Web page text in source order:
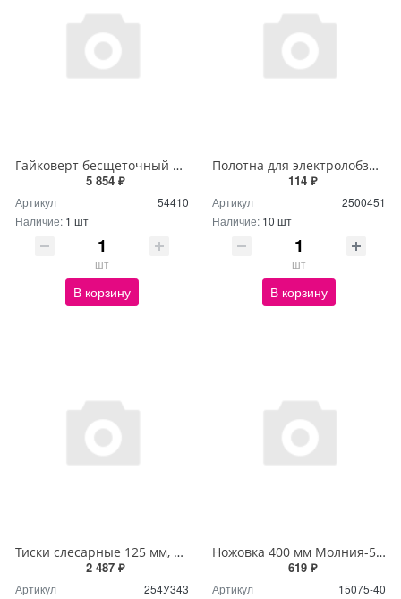
Гайковерт бесщеточный STEHER V1 20В, 300Нм, 1 АКБ (4А*ч), кейс (CWB-300-1)
5 854 ₽
Артикул
54410
Наличие: 1 шт
шт
В корзину
Полотна для электролобзика T218А, HSS, Политех (2шт)
114 ₽
Артикул
2500451
Наличие: 10 шт
шт
В корзину
Тиски слесарные 125 мм, Политех Quality
2 487 ₽
Артикул
254У343
Ножовка 400 мм Молния-5 ЗУБР Профессионал (15075-40)
619 ₽
Артикул
15075-40